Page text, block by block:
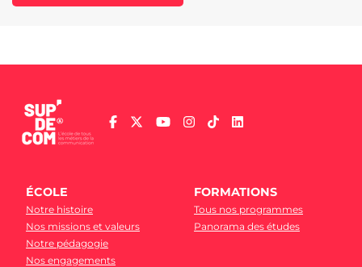
ÉCOLE
Notre histoire
Nos missions et valeurs
Notre pédagogie
Nos engagements
FORMATIONS
Tous nos programmes
Panorama des études